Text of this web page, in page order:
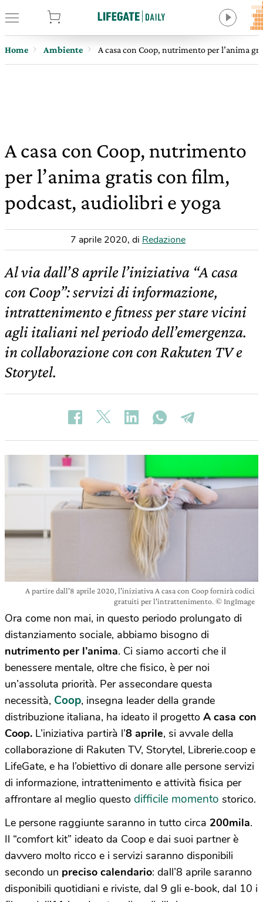
Home Ambiente A casa con Coop, nutrimento per l’anima
A casa con Coop, nutrimento
per l’anima gratis con film,
podcast, audiolibri e yoga
7 aprile 2020, di Redazione
Al via dall’8 aprile l’iniziativa “A casa
con Coop”: servizi di informazione,
intrattenimento e fitness per stare vicini
agli italiani nel periodo dell’emergenza.
in collaborazione con con Rakuten TV e
Storytel.
A partire dall'8 aprile 2020, l'iniziativa A casa con Coop fornirà codici
gratuiti per l'intrattenimento. © IngImage
Ora come non mai, in questo periodo prolungato di
distanziamento sociale, abbiamo bisogno di
nutrimento per l’anima. Ci siamo accorti che il
benessere mentale, oltre che fisico, è per noi
un’assoluta priorità. Per assecondare questa
necessità, Coop, insegna leader della grande
distribuzione italiana, ha ideato il progetto A casa con
Coop. L’iniziativa partirà l’8 aprile, si avvale della
collaborazione di Rakuten TV, Storytel, Librerie.coop e
LifeGate, e ha l’obiettivo di donare alle persone servizi
di informazione, intrattenimento e attività fisica per
affrontare al meglio questo difficile momento storico.
Le persone raggiunte saranno in tutto circa 200mila.
Il “comfort kit” ideato da Coop e dai suoi partner è
davvero molto ricco e i servizi saranno disponibili
secondo un preciso calendario: dall’8 aprile saranno
disponibili quotidiani e riviste, dal 9 gli e-book, dal 10 i